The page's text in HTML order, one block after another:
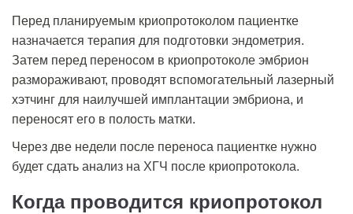
Перед планируемым криопротоколом пациентке
назначается терапия для подготовки эндометрия.
Затем перед переносом в криопротоколе эмбрион
размораживают, проводят вспомогательный лазерный
хэтчинг для наилучшей имплантации эмбриона, и
переносят его в полость матки.
Через две недели после переноса пациентке нужно
будет сдать анализ на ХГЧ после криопротокола.
Когда проводится криопротокол